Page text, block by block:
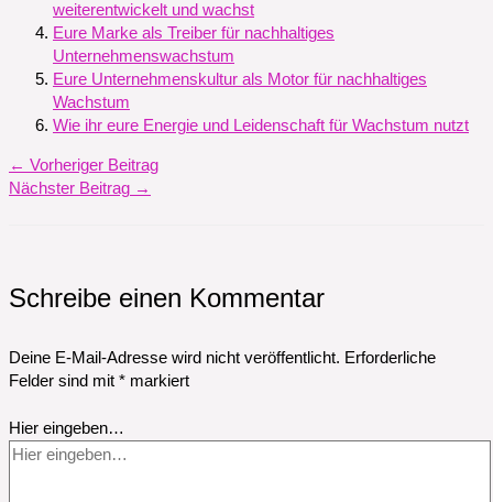
weiterentwickelt und wachst
Eure Marke als Treiber für nachhaltiges
Unternehmenswachstum
Eure Unternehmenskultur als Motor für nachhaltiges
Wachstum
Wie ihr eure Energie und Leidenschaft für Wachstum nutzt
← Vorheriger Beitrag
Nächster Beitrag →
Schreibe einen Kommentar
Deine E-Mail-Adresse wird nicht veröffentlicht. Erforderliche
Felder sind mit * markiert
Hier eingeben…